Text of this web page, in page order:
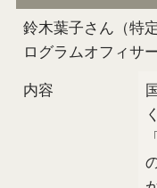
鈴木葉子さん（特
ログラムオフィサー
内容